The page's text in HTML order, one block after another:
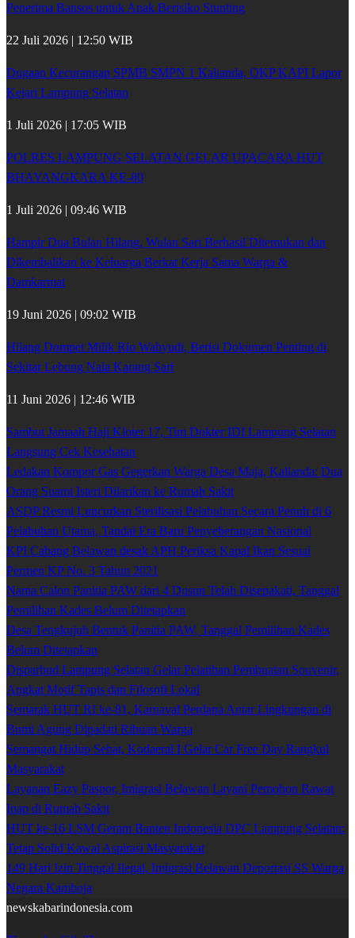
Penerima Bansos untuk Anak Berisiko Stunting
22 Juli 2026 | 12:50 WIB
Dugaan Kecurangan SPMB SMPN 1 Kalianda, OKP KAPI Lapor
Kejari Lampung Selatan
1 Juli 2026 | 17:05 WIB
POLRES LAMPUNG SELATAN GELAR UPACARA HUT
BHAYANGKARA KE-80
1 Juli 2026 | 09:46 WIB
Hampir Dua Bulan Hilang, Wulan Sari Berhasil Ditemukan dan
Dikembalikan ke Keluarga Berkat Kerja Sama Warga &
Damkarmat
19 Juni 2026 | 09:02 WIB
Hilang Dompet Milik Rio Wahyudi, Berisi Dokumen Penting di
Sekitar Lebung Nala Karang Sari
11 Juni 2026 | 12:46 WIB
Sambut Jamaah Haji Kloter 17, Tim Dokter IDI Lampung Selatan
Langsung Cek Kesehatan
Ledakan Kompor Gas Gegerkan Warga Desa Maja, Kalianda: Dua
Orang Suami Isteri Dilarikan ke Rumah Sakit
ASDP Resmi Luncurkan Sterilisasi Pelabuhan Secara Penuh di 6
Pelabuhan Utama, Tandai Era Baru Penyeberangan Nasional
KPI Cabang Belawan desak APH Periksa Kapal Ikan Sesuai
Permen KP No. 3 Tahun 2021
Nama Calon Panitia PAW dari 4 Dusun Telah Disepakati, Tanggal
Pemilihan Kades Belum Ditetapkan
Desa Tengkujuh Bentuk Panitia PAW, Tanggal Pemilihan Kades
Belum Ditetapkan
Disparbud Lampung Selatan Gelar Pelatihan Pembuatan Souvenir,
Angkat Motif Tapis dan Filosofi Lokal
Semarak HUT RI ke-81, Karnaval Perdana Antar Lingkungan di
Bumi Agung Dipadati Ribuan Warga
Semangat Hidup Sehat, Kodaeral I Gelar Car Free Day Rangkul
Masyarakat
Layanan Eazy Paspor, Imigrasi Belawan Layani Pemohon Rawat
Inap di Rumah Sakit
HUT ke-16 LSM Geram Banten Indonesia DPC Lampung Selatan:
Tetap Solid Kawal Aspirasi Masyarakat
149 Hari Izin Tinggal Ilegal, Imigrasi Belawan Deportasi SS Warga
Negara Kamboja
newskabarindonesia.com